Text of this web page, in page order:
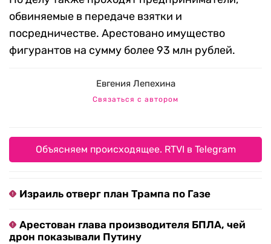
обвиняемые в передаче взятки и
посредничестве. Арестовано имущество
фигурантов на сумму более 93 млн рублей.
Евгения Лепехина
Связаться с автором
Объясняем происходящее. RTVI в Telegram
Израиль отверг план Трампа по Газе
Арестован глава производителя БПЛА, чей
дрон показывали Путину